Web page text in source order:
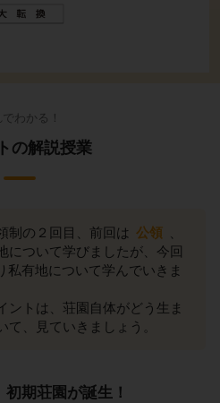
でわかる！
の解説授業
制の２回目、前回は 公領
について学びましたが、今回
私有地について学んでいきま
ントは、荘園自体がどう生ま
て、見ていきましょう。
期荘園が誕生！